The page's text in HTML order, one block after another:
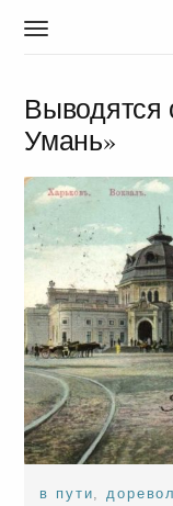
T
g
l
e
a
i
g
t
o
n
Выводятся
Умань»
в пути